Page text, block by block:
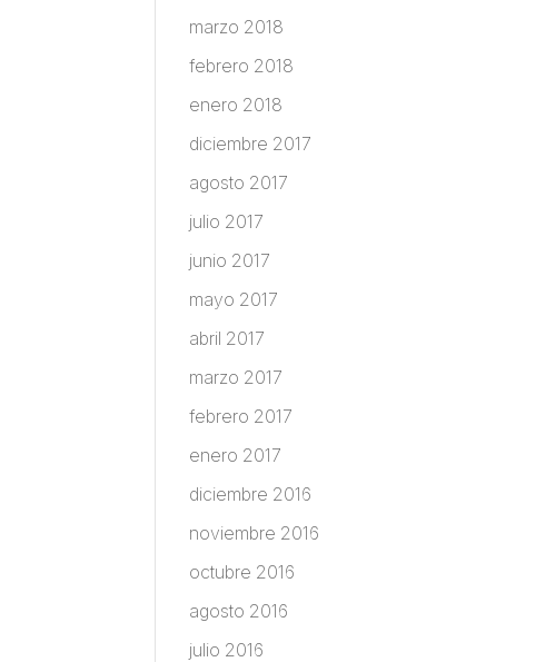
marzo 2018
febrero 2018
enero 2018
diciembre 2017
agosto 2017
julio 2017
junio 2017
mayo 2017
abril 2017
marzo 2017
febrero 2017
enero 2017
diciembre 2016
noviembre 2016
octubre 2016
agosto 2016
julio 2016